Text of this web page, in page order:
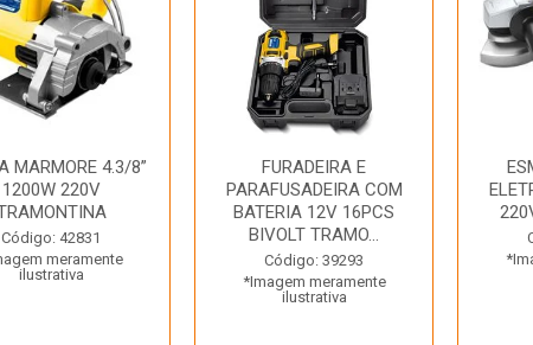
MARMORE 4.3/8”
1200W 220V
Código: 42831
meramente
ilustrativa
FURADEIRA E
PARAFUSADEIRA COM
BATERIA 12V 16PCS
BIVOLT TRAMO...
Código: 39293
*Imagem meramente
ilustrativa